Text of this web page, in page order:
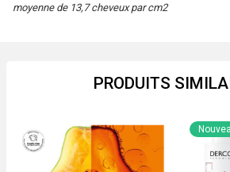
moyenne de 13,7 cheveux par cm2
PRODUITS